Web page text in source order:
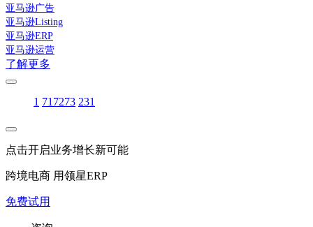
亚马逊广告
亚马逊Listing
亚马逊ERP
亚马逊运营
了解更多
1 71 7273 231
点击开启业务增长新可能
跨境电商 用领星ERP
免费试用